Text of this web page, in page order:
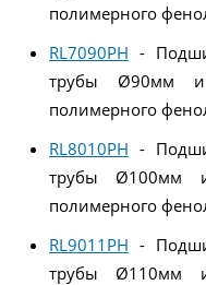
полимерного
RL7090PH -
трубы Ø90мм
полимерного
RL8010PH -
трубы Ø100мм
полимерного
RL9011PH -
трубы Ø110мм